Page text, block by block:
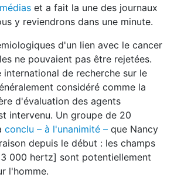
et a fait la une des journaux
y reviendrons dans une minute.
d'un lien avec le cancer
ne pouvaient pas être rejetées.
international de recherche sur le
considéré comme la
d'évaluation des agents
intervenu. Un groupe de 20
conclu – à l'unanimité – que Nancy
depuis le début : les champs
000 hertz] sont potentiellement
l'homme.